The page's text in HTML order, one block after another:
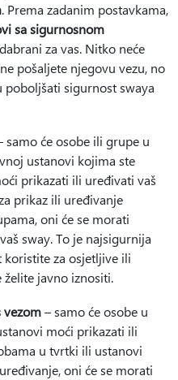
. Prema zadanim postavkama,
sa sigurnosnom
za vas. Nitko neće
pošaljete njegovu vezu, no
sigurnost swaya
samo će osobe ili grupe u
ustanovi kojima ste
prikazati ili uređivati vaš
prikaz ili uređivanje
oni će se morati
sway. To je najsigurnija
koristite za osjetljive ili
javno iznositi.
vezom– samo će osobe u
moći prikazati ili
u tvrtki ili ustanovi
oni će se morati